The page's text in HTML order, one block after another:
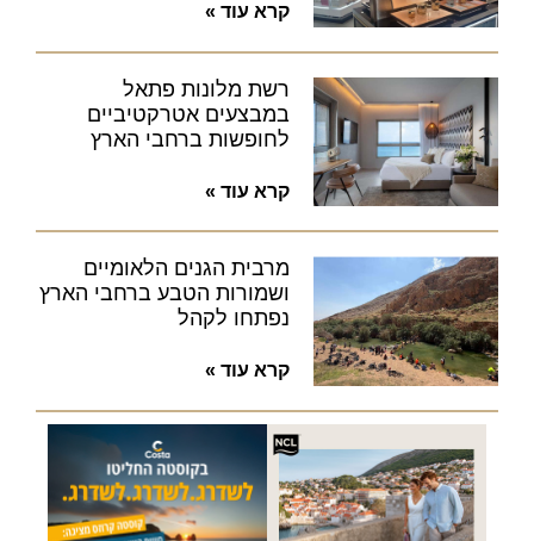
קרא עוד »
רשת מלונות פתאל
במבצעים אטרקטיביים
לחופשות ברחבי הארץ
קרא עוד »
מרבית הגנים הלאומיים
ושמורות הטבע ברחבי הארץ
נפתחו לקהל
קרא עוד »